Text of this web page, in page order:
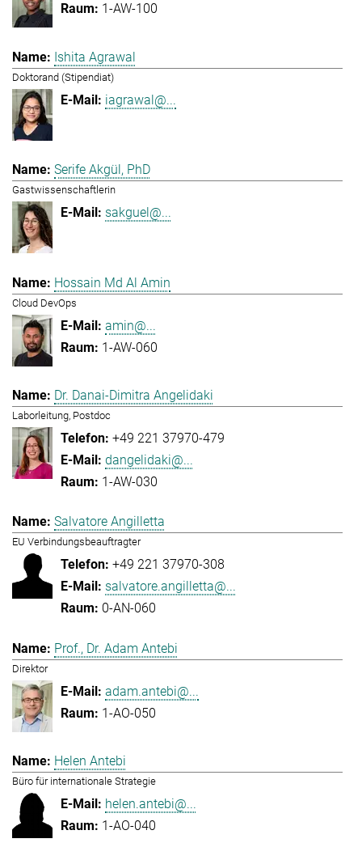
1-AW-100
Ishita Agrawal
Doktorand (Stipendiat)
iagrawal@...
Serife Akgül, PhD
Gastwissenschaftlerin
sakguel@...
Hossain Md Al Amin
Cloud DevOps
amin@...
1-AW-060
Dr. Danai-Dimitra Angelidaki
Laborleitung, Postdoc
+49 221 37970-479
dangelidaki@...
1-AW-030
Salvatore Angilletta
EU Verbindungsbeauftragter
+49 221 37970-308
salvatore.angilletta@...
0-AN-060
Prof., Dr. Adam Antebi
Direktor
adam.antebi@...
1-AO-050
Helen Antebi
Büro für internationale Strategie
helen.antebi@...
1-AO-040